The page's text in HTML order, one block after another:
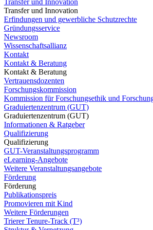
Transfer und Innovation
Transfer und Innovation
Erfindungen und gewerbliche Schutzrechte
Gründungsservice
Newsroom
Wissenschaftsallianz
Kontakt
Kontakt & Beratung
Kontakt & Beratung
Vertrauensdozenten
Forschungskommission
Kommission für Forschungsethik und
Graduiertenzentrum (GUT)
Graduiertenzentrum (GUT)
Informationen & Ratgeber
Qualifizierung
Qualifizierung
GUT-Veranstaltungsprogramm
eLearning-Angebote
Weitere Veranstaltungsangebote
Förderung
Förderung
Publikationspreis
Promovieren mit Kind
Weitere Förderungen
Trierer Tenure-Track (T³)